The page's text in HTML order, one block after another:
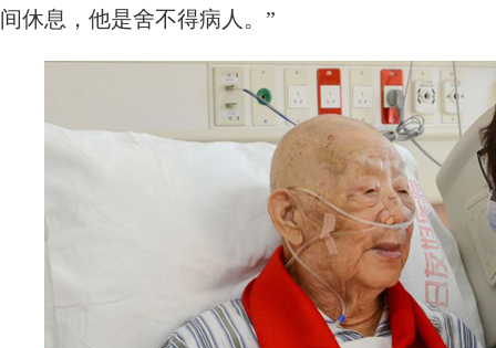
间休息，他是舍不得病人。”